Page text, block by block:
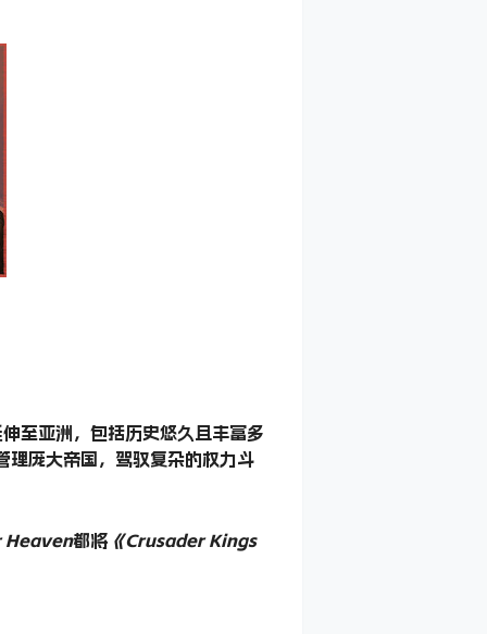
至亚洲，包括历史悠久且丰富多
理庞大帝国，驾驭复杂的权力斗
Heaven都将 《Crusader Kings